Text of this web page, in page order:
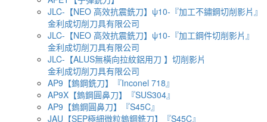
JLC-【NEO 高效抗震銑刀】ψ10-『加工不鏽鋼切削影片』
金利成切削刀具有限公司
JLC-【NEO 高效抗震銑刀】ψ10-『加工鋼件切削影片』
金利成切削刀具有限公司
JLC-【ALUS無橫向拉紋鋁用刀 】切削影片
金利成切削刀具有限公司
AP9【鎢鋼銑刀】『Inconel 718』
AP9X【鎢鋼圓鼻刀】『SUS304』
AP9【鎢鋼圓鼻刀】『S45C』
JAU【SEP極細微粒鎢鋼銑刀】『S45C』